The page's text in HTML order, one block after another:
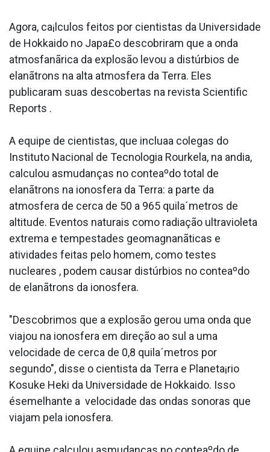
Agora, ca¡lculos feitos por cientistas da Universidade
de Hokkaido no Japa£o descobriram que a onda
atmosfanãrica da explosão levou a distúrbios de
elanãtrons na alta atmosfera da Terra. Eles
publicaram suas descobertas na revista Scientific
Reports .
A equipe de cientistas, que inclua­a colegas do
Instituto Nacional de Tecnologia Rourkela, na andia,
calculou asmudanças no conteaºdo total de
elanãtrons na ionosfera da Terra: a parte da
atmosfera de cerca de 50 a 965 quila´metros de
altitude. Eventos naturais como radiação ultravioleta
extrema e tempestades geomagnanãticas e
atividades feitas pelo homem, como testes
nucleares , podem causar distúrbios no conteaºdo
de elanãtrons da ionosfera.
"Descobrimos que a explosão gerou uma onda que
viajou na ionosfera em direção ao sul a uma
velocidade de cerca de 0,8 quila´metros por
segundo", disse o cientista da Terra e Planeta¡rio
Kosuke Heki da Universidade de Hokkaido. Isso
ésemelhante a velocidade das ondas sonoras que
viajam pela ionosfera.